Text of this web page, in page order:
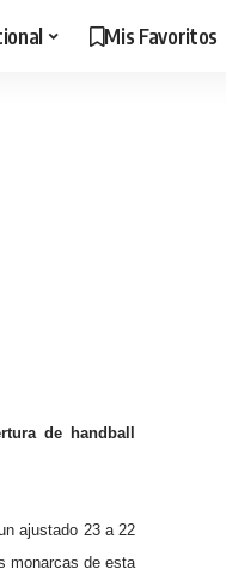
Mis Favoritos
de handball
ajustado 23 a 22
monarcas de esta